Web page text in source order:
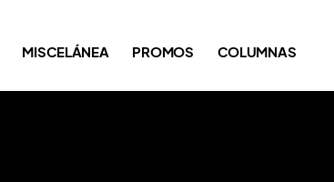
MISCELÁNEA PROMOS COLUMNAS